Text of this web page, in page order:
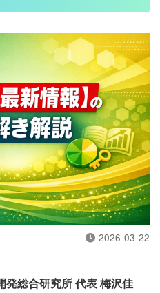
2026-03-22
発総合研究所 代表 梅沢佳